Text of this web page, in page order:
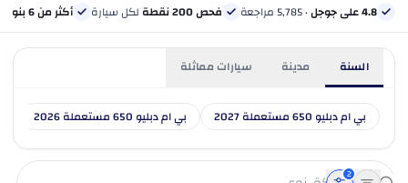
4.8 على جوجل · 5,785 مراجعة فحص 200 نقطة لكل سيارة أكثر من 6 بنوك
السنة مدينة سيارات مماثلة
بي ام دبليو 650 مستعملة 2027 بي ام دبليو 650 مستعملة 2026
2